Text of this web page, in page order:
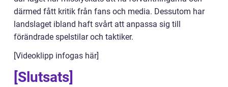
därmed fått kritik från fans och media. Dessutom har
landslaget ibland haft svårt att anpassa sig till
förändrade spelstilar och taktiker.
[Videoklipp infogas här]
[Slutsats]